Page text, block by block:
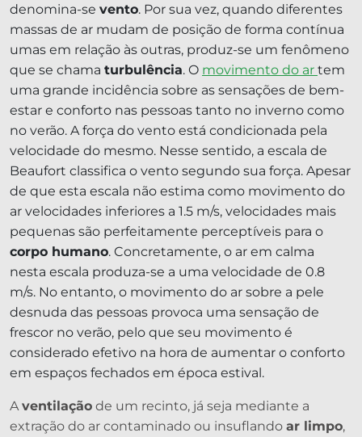
denomina-se vento. Por sua vez, quando diferentes
massas de ar mudam de posição de forma contínua
umas em relação às outras, produz-se um fenômeno
que se chama turbulência. O movimento do ar tem
uma grande incidência sobre as sensações de bem-
estar e conforto nas pessoas tanto no inverno como
no verão. A força do vento está condicionada pela
velocidade do mesmo. Nesse sentido, a escala de
Beaufort classifica o vento segundo sua força. Apesar
de que esta escala não estima como movimento do
ar velocidades inferiores a 1.5 m/s, velocidades mais
pequenas são perfeitamente perceptíveis para o
corpo humano. Concretamente, o ar em calma
nesta escala produza-se a uma velocidade de 0.8
m/s. No entanto, o movimento do ar sobre a pele
desnuda das pessoas provoca uma sensação de
frescor no verão, pelo que seu movimento é
considerado efetivo na hora de aumentar o conforto
em espaços fechados em época estival.
A ventilação de um recinto, já seja mediante a
extração do ar contaminado ou insuflando ar limpo,